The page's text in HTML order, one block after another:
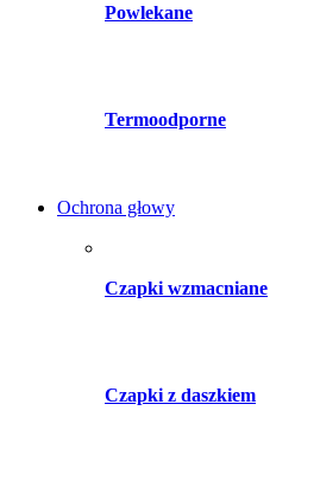
Powlekane
Termoodporne
Ochrona głowy
Czapki wzmacniane
Czapki z daszkiem